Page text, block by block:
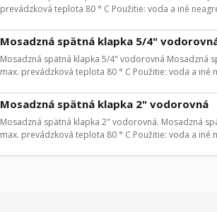
prevádzková teplota 80 ° C Použitie: voda a iné
Mosadzná spätná klapka 5/4"
Mosadzná spätná klapka 5/4" vodorovná Mosadzná
max. prevádzková teplota 80 ° C Použitie: voda a iné
Mosadzná spätná klapka 2" vodorovná
Mosadzná spätná klapka 2" vodorovná. Mosadzná
max. prevádzková teplota 80 ° C Použitie: voda a iné